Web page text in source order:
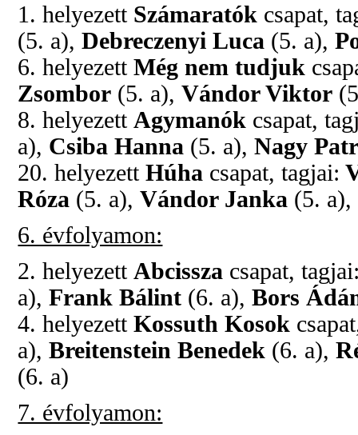
1. helyezett Számaratók csapat,
(5. a),Debreczenyi Luca (5. a),
6. helyezettMég nem tudjuk
Zsombor (5. a),Vándor Viktor
8. helyezettAgymanók csapat,
a), Csiba Hanna (5. a),Nagy
20. helyezettHúha csapat, tagjai:
Róza (5. a),Vándor Janka (5. a),
6. évfolyamon:
2. helyezettAbcissza csapat,
a),Frank Bálint (6. a),Bors
4. helyezettKossuth Kosok
a),Breitenstein Benedek (6. a),
(6. a)
7. évfolyamon: